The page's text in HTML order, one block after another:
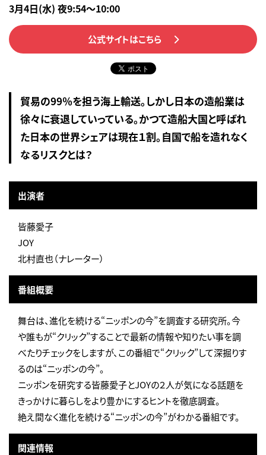
3月4日(水) 夜9:54～10:00
公式サイトはこちら
貿易の99％を担う海上輸送。しかし日本の造船業は
徐々に衰退していっている。かつて造船大国と呼ばれ
た日本の世界シェアは現在１割。自国で船を造れなく
なるリスクとは？
出演者
皆藤愛子
JOY
北村直也（ナレーター）
番組概要
舞台は、進化を続ける“ニッポンの今”を調査する研究所。今
や誰もが“クリック”することで最新の情報や知りたい事を調
べたりチェックをしますが、この番組で“クリック”して深掘りす
るのは“ニッポンの今”。
ニッポンを研究する皆藤愛子とJOYの２人が気になる話題を
きっかけに暮らしをより豊かにするヒントを徹底調査。
絶え間なく進化を続ける“ニッポンの今”がわかる番組です。
関連情報